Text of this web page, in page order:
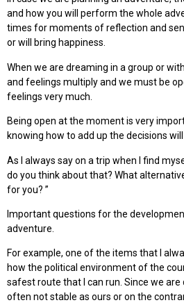
and how you will perform the whole
times for moments of reflection and
or will bring happiness.
When we are dreaming in a group or
and feelings multiply and we must be
feelings very much.
Being open at the moment is very
knowing how to add up the decisions
As I always say on a trip when I find
do you think about that? What
for you? ”
Important questions for the
adventure.
For example, one of the items that I
how the political environment of the
safest route that I can run. Since we
often not stable as ours or on the